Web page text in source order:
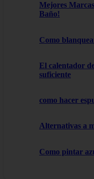
Mejores
Baño!
Como
El calentador
suficiente
como hacer
Alternativas a
Como pintar